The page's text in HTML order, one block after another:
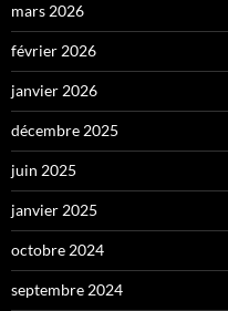
mars 2026
février 2026
janvier 2026
décembre 2025
juin 2025
janvier 2025
octobre 2024
septembre 2024